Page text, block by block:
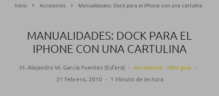
Inicio Accesorios Manualidades: Dock para el iPhone con una cartulina
MANUALIDADES: DOCK PARA EL
IPHONE CON UNA CARTULINA
M. Alejandro W. García Fuentes (Esfera) · Accesorios Mini guía ·
21 febrero, 2010 · 1 Minuto de lectura